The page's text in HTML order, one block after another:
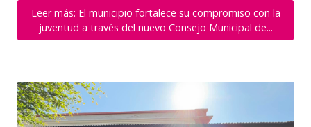
Leer más: El municipio fortalece su compromiso con la
juventud a través del nuevo Consejo Municipal de...